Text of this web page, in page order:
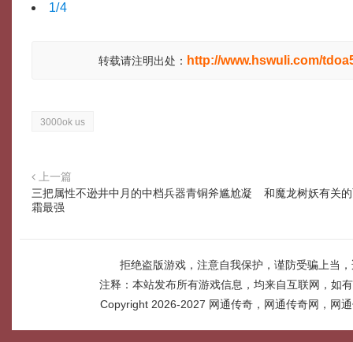
1/4
转载请注明出处： http://www.hswuli.com/
3000ok us
上一篇
三把属性不逊井中月的中档兵器青铜斧尴尬凝
霜最强
和魔龙树妖有关
拒绝盗版游戏，注意自我保护，谨防受骗上当
注释：本站发布所有游戏信息，均来自互联网，如
Copyright 2026-2027 网通传奇，网通传奇网，网